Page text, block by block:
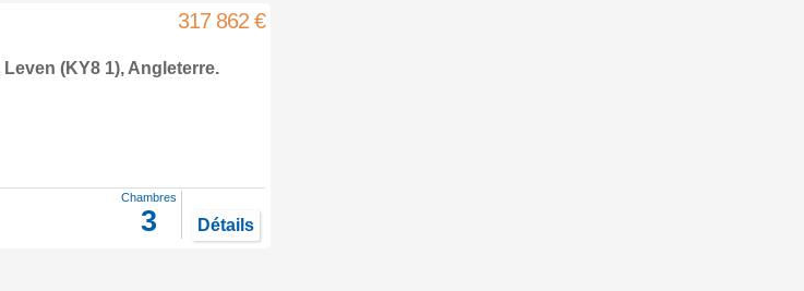
317 862 €
Leven (KY8 1), Angleterre.
Chambres
3 Détails